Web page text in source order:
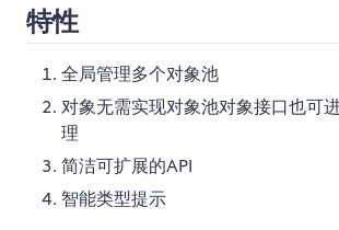
特性
全局管理多个对象池
对象无需实现对象池对象接口也可
理
简洁可扩展的API
智能类型提示